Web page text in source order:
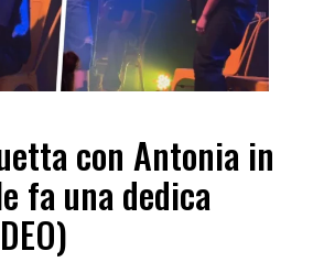
con Antonia in
fa una dedica